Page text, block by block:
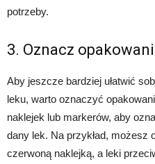
potrzeby.
3. Oznacz
Aby jeszcze bardziej ułatwić
leku, warto oznaczyć
naklejek lub markerów, aby
dany lek. Na przykład, możesz
czerwoną naklejką, a leki